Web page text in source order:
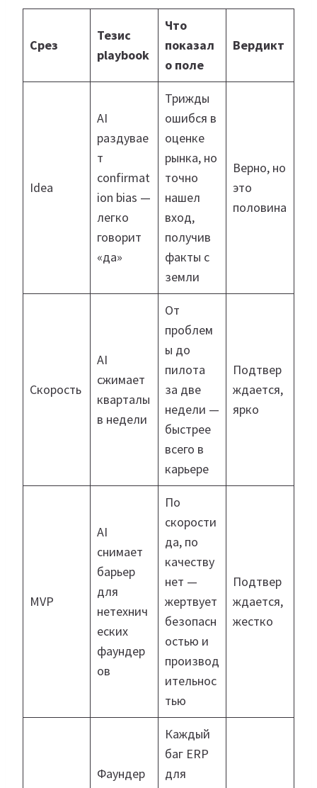
Срез
Тезис
playbook
Что
показал
о поле
Вердикт
Idea
AI
раздувае
т
confirmat
ion bias —
легко
говорит
«да»
Трижды
ошибся в
оценке
рынка, но
точно
нашел
вход,
получив
факты с
земли
Верно, но
это
половина
Скорость
AI
сжимает
кварталы
в недели
От
проблем
ы до
пилота
за две
недели —
быстрее
всего в
карьере
Подтвер
ждается,
ярко
MVP
AI
снимает
барьер
для
нетехнич
еских
фаундер
ов
По
скорости
да, по
качеству
нет —
жертвует
безопасн
остью и
производ
ительнос
тью
Подтвер
ждается,
жестко
Фаундер
Каждый
баг ERP
для